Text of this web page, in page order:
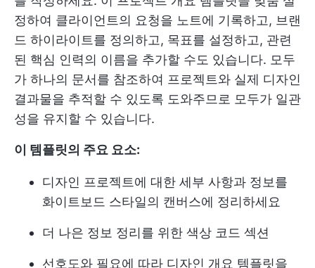
정하여 클라이언트의 요청을 노트에 기록하고, 브랜
드 하이라이트를 정의하고, 목표를 설정하고, 관련
된 핵심 인력의 이름을 추가할 수도 있습니다. 모두
가 하나의 문서를 참조하여 프로젝트와 실제 디자인
결과물을 추적할 수 있도록 도와주므로 모두가 일관
성을 유지할 수 있습니다.
이 템플릿의 주요 요소:
디자인 프로젝트에 대한 세부 사항과 정보를
화이트보드 스타일의 캔버스에 정리하세요
더 나은 정보 정리를 위한 색상 코드 섹션
선호도와 필요에 따라 디자인 개요 템플릿을